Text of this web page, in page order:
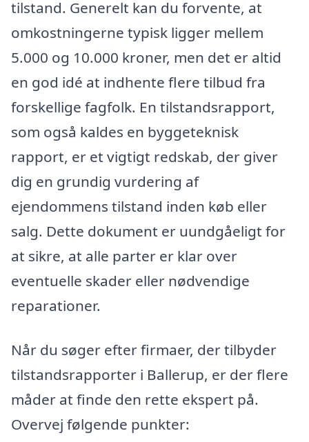
tilstand. Generelt kan du forvente, at
omkostningerne typisk ligger mellem
5.000 og 10.000 kroner, men det er altid
en god idé at indhente flere tilbud fra
forskellige fagfolk. En tilstandsrapport,
som også kaldes en byggeteknisk
rapport, er et vigtigt redskab, der giver
dig en grundig vurdering af
ejendommens tilstand inden køb eller
salg. Dette dokument er uundgåeligt for
at sikre, at alle parter er klar over
eventuelle skader eller nødvendige
reparationer.
Når du søger efter firmaer, der tilbyder
tilstandsrapporter i Ballerup, er der flere
måder at finde den rette ekspert på.
Overvej følgende punkter: